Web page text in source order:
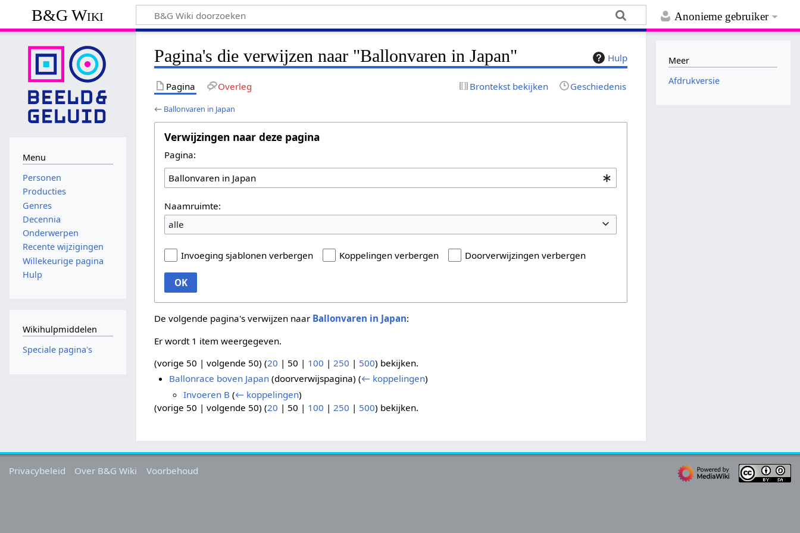
Anonieme gebruiker
B&G Wiki
Hulp
Pagina's die verwijzen naar "Ballonvaren in Japan"
Pagina Overleg Brontekst bekijken Geschiedenis
← Ballonvaren in Japan
Verwijzingen naar deze pagina
Pagina:
Naamruimte:
alle
Invoeging sjablonen verbergen Koppelingen verbergen Doorverwijzingen verbergen
OK
De volgende pagina's verwijzen naar Ballonvaren in Japan:
Er wordt 1 item weergegeven.
(vorige 50 |volgende 50) (20 | 50 | 100 | 250 | 500) bekijken.
Ballonrace boven Japan(doorverwijspagina) (← koppelingen)
Invoeren B (← koppelingen)
(vorige 50 |volgende 50) (20 | 50 | 100 | 250 | 500) bekijken.
Menu
Personen
Producties
Genres
Decennia
Onderwerpen
Recente wijzigingen
Willekeurige pagina
Hulp
Wikihulpmiddelen
Speciale pagina's
Meer
Afdrukversie
Privacybeleid Over B&G Wiki Voorbehoud